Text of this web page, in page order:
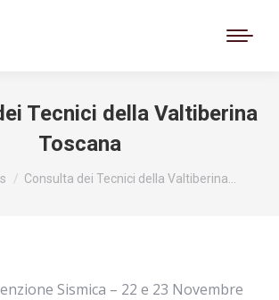
Tecnici della Valtiberina
Toscana
Consulta dei Tecnici della Valtiberina…
Sismica – 22 e 23 Novembre